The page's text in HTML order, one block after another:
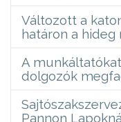
Változott a
határon a hideg
A
dolgozók
Pannon